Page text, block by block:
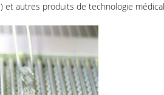
et autres produits de technologie